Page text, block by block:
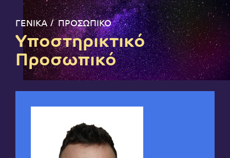
ΓΕΝΙΚΑ ΠΡΟΣΩΠΙΚΟ
Υποστηρικτικό
Προσωπικό